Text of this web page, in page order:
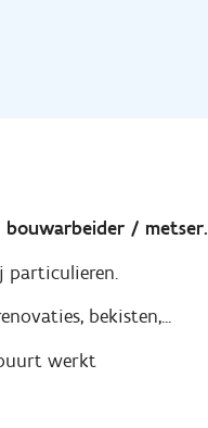
bouwarbeider / metser.
particulieren.
bekisten,...
werkt